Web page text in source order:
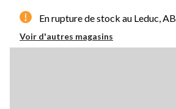
En rupture de stock au Leduc, AB
Voir d'autres magasins